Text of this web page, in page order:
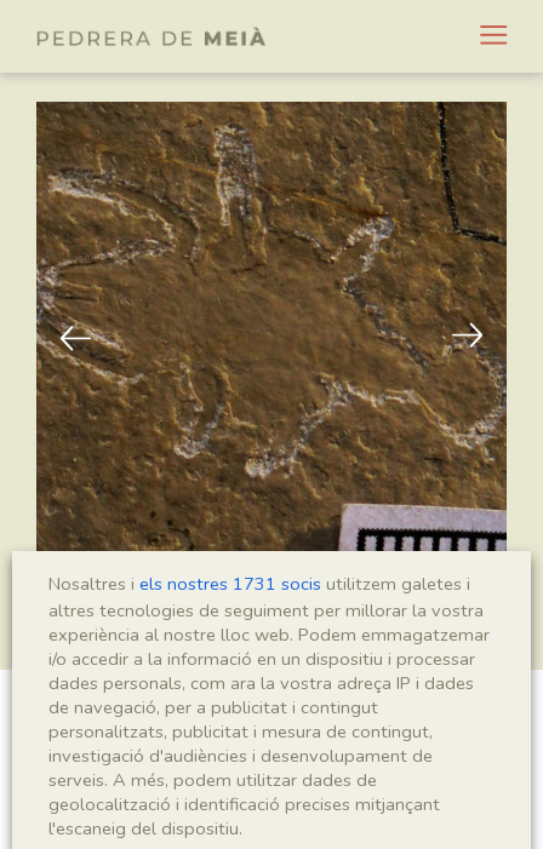
Mesopalingea leridae
Sigla
Nosaltres i els nostres 1731 socis utilitzem galetes i
altres tecnologies de seguiment per millorar la vostra
experiència al nostre lloc web. Podem emmagatzemar
i/o accedir a la informació en un dispositiu i processar
dades personals, com ara la vostra adreça IP i dades
de navegació, per a publicitat i contingut
personalitzats, publicitat i mesura de contingut,
investigació d'audiències i desenvolupament de
serveis. A més, podem utilitzar dades de
geolocalització i identificació precises mitjançant
l'escaneig del dispositiu.